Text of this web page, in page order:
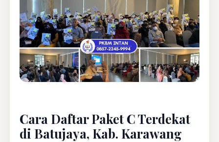
Cara Daftar Paket C Terdekat
di Batujaya, Kab. Karawang